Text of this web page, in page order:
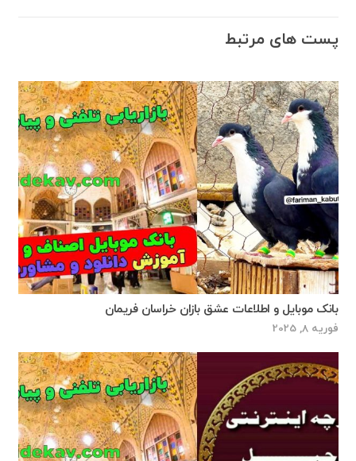
پست های مرتبط
بانک موبایل و اطلاعات عشق بازان خراسان فریمان
فوریه 8, 2025